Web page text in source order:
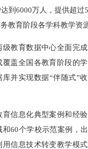
到6000万人，提供超过
教育阶段各学科教学资
育数据中心全面完成
盖全国各教育阶段的
并实现数据“伴随式”
息化典型案例和经验
60个学校示范案例，
信息技术转变教学模